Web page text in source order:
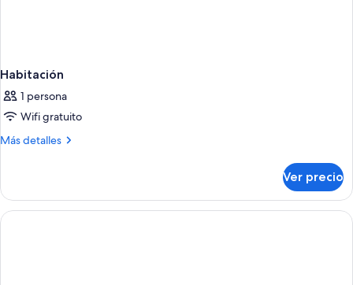
Habitación
1 persona
Wifi gratuito
Más detalles
Más
Ver precio